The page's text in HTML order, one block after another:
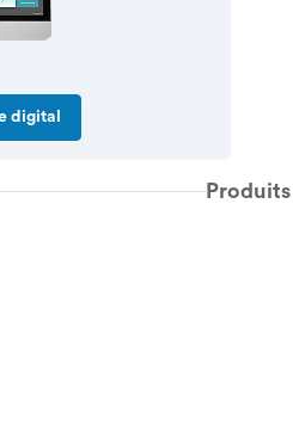
digital